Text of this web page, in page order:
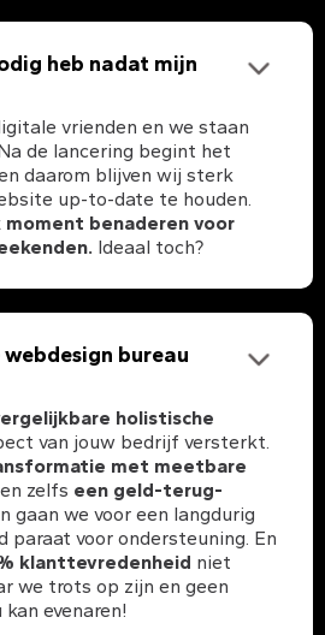
heb nadat mijn
vrienden en we staan
de lancering begint het
daarom blijven wij sterk
up-to-date te houden.
benaderen voor
Ideaal toch?
bureau
holistische
van jouw bedrijf versterkt.
met meetbare
zelfs een geld-terug-
gaan we voor een langdurig
paraat voor ondersteuning. En
klanttevredenheid niet
we trots op zijn en geen
evenaren!